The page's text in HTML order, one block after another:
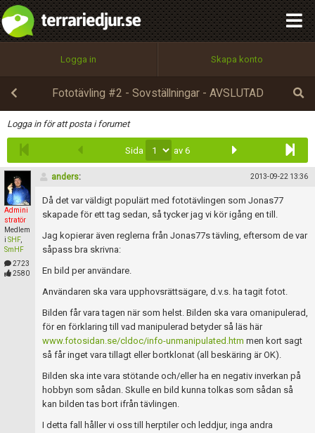
Logga in Skapa konto
Fototävling #2 - Sovställningar - AVSLUTAD
Logga in för att posta i forumet
Sida av 6
Admini
stratör
Medlem
i SHF,
SmHF
2723
2580
anders: 2013-09-22 13:36
Då det var väldigt populärt med fototävlingen som Jonas77
skapade för ett tag sedan, så tycker jag vi kör igång en till.
Jag kopierar även reglerna från Jonas77s tävling, eftersom de var
såpass bra skrivna:
En bild per användare.
Användaren ska vara upphovsrättsägare, d.v.s. ha tagit fotot.
Bilden får vara tagen när som helst. Bilden ska vara omanipulerad,
för en förklaring till vad manipulerad betyder så läs här
www.fotosidan.se/cldoc/info-unmanipulated.htm men kort sagt
så får inget vara tillagt eller bortklonat (all beskäring är OK).
Bilden ska inte vara stötande och/eller ha en negativ inverkan på
hobbyn som sådan. Skulle en bild kunna tolkas som sådan så
kan bilden tas bort ifrån tävlingen.
I detta fall håller vi oss till herptiler och leddjur, inga andra
Infoga
Utför
100%
OK
integritetspolicy
Namn:
Epost:
Användarnamn:
Lösenord:
Skapa konto
Begär nytt lösenord
Tillbaka till förstasidan